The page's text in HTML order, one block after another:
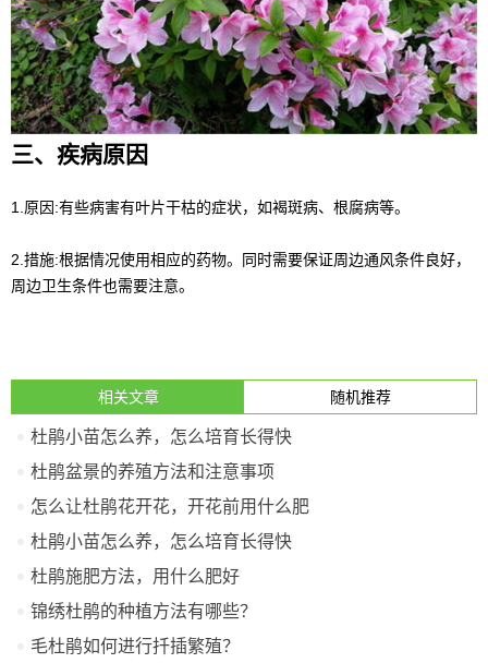
三、疾病原因
1.原因:有些病害有叶片干枯的症状，如褐斑病、根腐病等。
2.措施:根据情况使用相应的药物。同时需要保证周边通风条件良好，
周边卫生条件也需要注意。
相关文章 随机推荐
杜鹃小苗怎么养，怎么培育长得快
杜鹃盆景的养殖方法和注意事项
怎么让杜鹃花开花，开花前用什么肥
杜鹃小苗怎么养，怎么培育长得快
杜鹃施肥方法，用什么肥好
锦绣杜鹃的种植方法有哪些？
毛杜鹃如何进行扦插繁殖？